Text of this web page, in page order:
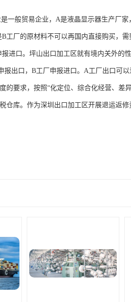
一般贸易企业，A是液晶显示器生产厂
工厂的原材料不可以再国内直接购买，
进口。坪山出口加工区就有境内关外的
出口，B工厂申报进口。A工厂出口可
的要求，按照“化定位、综合化经营、差
仓库。作为深圳出口加工区开展退运返